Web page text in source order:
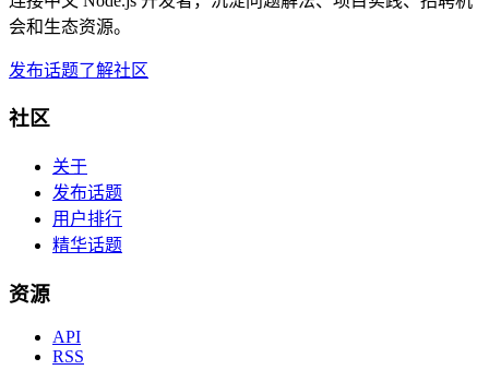
会和生态资源。
发布话题了解社区
社区
关于
发布话题
用户排行
精华话题
资源
API
RSS